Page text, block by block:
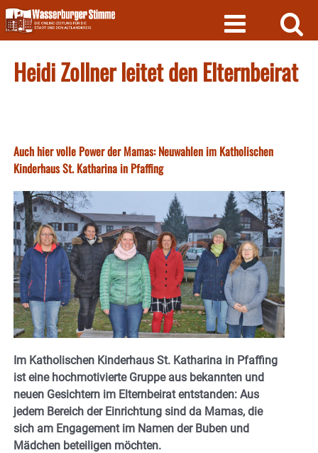
Skip
to
content
Heidi Zollner leitet den Elternbeirat
Auch hier volle Power der Mamas: Neuwahlen im Katholischen
Kinderhaus St. Katharina in Pfaffing
Im Katholischen Kinderhaus St. Katharina in Pfaffing
ist eine hochmotivierte Gruppe aus bekannten und
neuen Gesichtern im Elternbeirat entstanden: Aus
jedem Bereich der Einrichtung sind da Mamas, die
sich am Engagement im Namen der Buben und
Mädchen beteiligen möchten.